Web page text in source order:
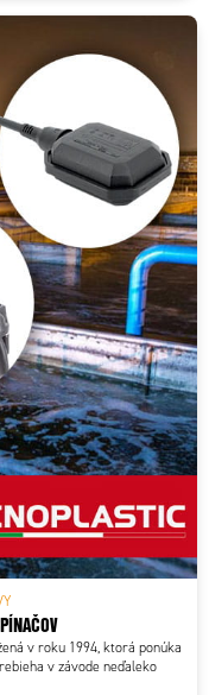
v roku 1994, ktorá ponúka
v závode neďaleko